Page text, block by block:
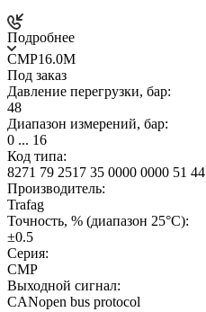
Подробнее
CMP16.0M
Под заказ
Давление перегрузки, бар:
48
Диапазон измерений, бар:
0 ... 16
Код типа:
8271 79 2517 35 0000 0000 51 44
Производитель:
Trafag
Точность, % (диапазон 25°C):
±0.5
Серия:
CMP
Выходной сигнал:
CANopen bus protocol